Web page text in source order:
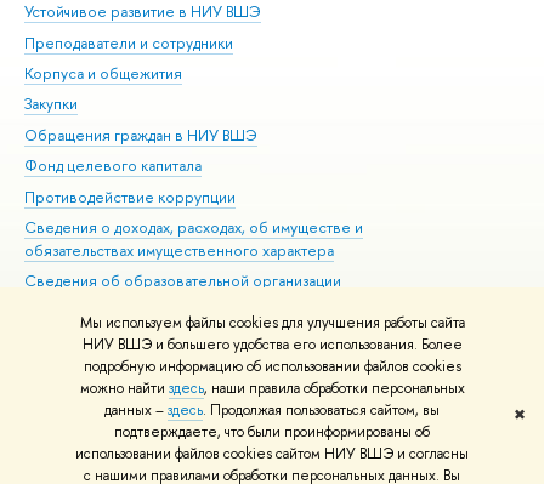
Мы используем файлы cookies для улучшения работы сайта
НИУ ВШЭ и большего удобства его использования. Более
подробную информацию об использовании файлов cookies
можно найти здесь, наши правила обработки персональных
данных –здесь. Продолжая пользоваться сайтом, вы
подтверждаете, что были проинформированы об
использовании файлов cookies сайтом НИУ ВШЭ и согласны
с нашими правилами обработки персональных данных. Вы
✖
Устойчивое развитие в НИУ ВШЭ
Преподаватели и сотрудники
Корпуса и общежития
Закупки
Обращения граждан в НИУ ВШЭ
Фонд целевого капитала
Противодействие коррупции
Сведения о доходах, расходах, об имуществе и
обязательствах имущественного характера
Сведения об образовательной организации
Людям с ограниченными возможностями здоровья
Единая платежная страница
Работа в Вышке
© НИУ ВШЭ 1993–2026 Адреса и контакты Условия использования
материалов Политика конфиденциальности Карта сайта